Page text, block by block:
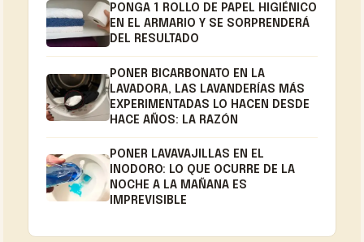
PONGA 1 ROLLO DE PAPEL HIGIÉNICO
EN EL ARMARIO Y SE SORPRENDERÁ
DEL RESULTADO
PONER BICARBONATO EN LA
LAVADORA, LAS LAVANDERÍAS MÁS
EXPERIMENTADAS LO HACEN DESDE
HACE AÑOS: LA RAZÓN
PONER LAVAVAJILLAS EN EL
INODORO: LO QUE OCURRE DE LA
NOCHE A LA MAÑANA ES
IMPREVISIBLE